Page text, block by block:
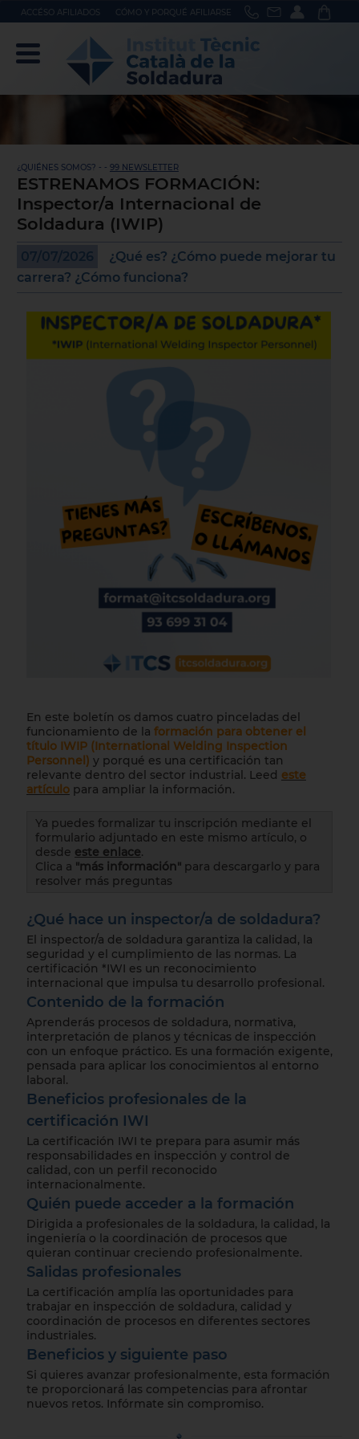
ACCÉSO AFILIADOS CÓMO Y PORQUÉ AFILIARSE
¿QUIÉNES SOMOS? - - 99 NEWSLETTER
ESTRENAMOS FORMACIÓN:
Inspector/a Internacional de
Soldadura (IWIP)
07/07/2026
¿Qué es? ¿Cómo puede mejorar tu
carrera? ¿Cómo funciona?
En este boletín os damos cuatro pinceladas del
funcionamiento de la formación para obtener el
título IWIP (International Welding Inspection
Personnel) y porqué es una certificación tan
relevante dentro del sector industrial. Leed este
artículopara ampliar la información.
Ya puedes formalizar tu inscripción mediante el
formulario adjuntado en este mismo artículo, o
desde este enlace.
Clica a "más información"para descargarlo y para
resolver más preguntas
¿Qué hace un inspector/a de soldadura?
El inspector/a de soldadura garantiza la calidad, la
seguridad y el cumplimiento de las normas. La
certificación *IWI es un reconocimiento
internacional que impulsa tu desarrollo profesional.
Contenido de la formación
Aprenderás procesos de soldadura, normativa,
interpretación de planos y técnicas de inspección
con un enfoque práctico. Es una formación exigente,
pensada para aplicar los conocimientos al entorno
laboral.
Beneficios profesionales de la
certificación IWI
La certificación IWI te prepara para asumir más
responsabilidades en inspección y control de
calidad, con un perfil reconocido
internacionalmente.
Quién puede acceder a la formación
Dirigida a profesionales de la soldadura, la calidad, la
ingeniería o la coordinación de procesos que
quieran continuar creciendo profesionalmente.
Salidas profesionales
La certificación amplía las oportunidades para
trabajar en inspección de soldadura, calidad y
coordinación de procesos en diferentes sectores
industriales.
Beneficios y siguiente paso
Si quieres avanzar profesionalmente, esta formación
te proporcionará las competencias para afrontar
nuevos retos. Infórmate sin compromiso.